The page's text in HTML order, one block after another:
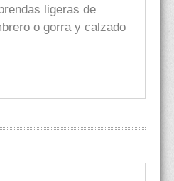
ligeras de
o gorra y calzado